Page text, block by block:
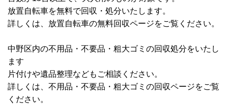
放置自転車を無料で回収・処分いたします。
詳しくは、放置自転車の無料回収ページをご覧ください。
中野区内の不用品・不要品・粗大ゴミの回収処分をいたし
ます
片付けや遺品整理などもご相談ください。
詳しくは、不用品・不要品・粗大ゴミの回収ページをご覧
ください。